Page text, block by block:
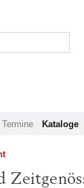
Termine Kataloge